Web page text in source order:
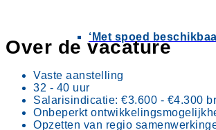
‘Met spoed
Over de vacature
Vaste aanstelling
32 - 40 uur
Salarisindicatie: €3.600 - €4.300
Onbeperkt
Opzetten van regio